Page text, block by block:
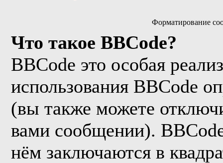
Форматирование
Что такое BBCode?
BBCode это особая
использования BBCode
(вы также можете
вами сообщении).
нём заключаются в